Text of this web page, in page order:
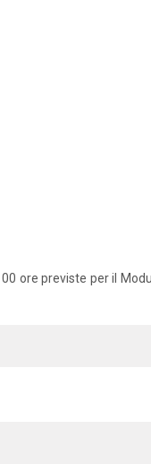
ore previste per il